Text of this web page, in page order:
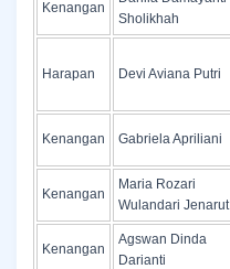
Kenangan
Sholikhah
Harapan Devi Aviana Putri
Kenangan Gabriela Apriliani
Kenangan
Maria Rozari
Wulandari Jenarut
Kenangan
Agswan Dinda
Darianti